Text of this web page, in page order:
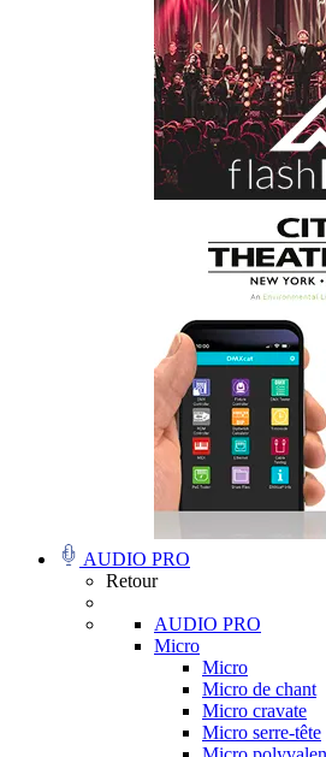
AUDIO PRO
Retour
AUDIO PRO
Micro
Micro
Micro de chant
Micro cravate
Micro serre-tête